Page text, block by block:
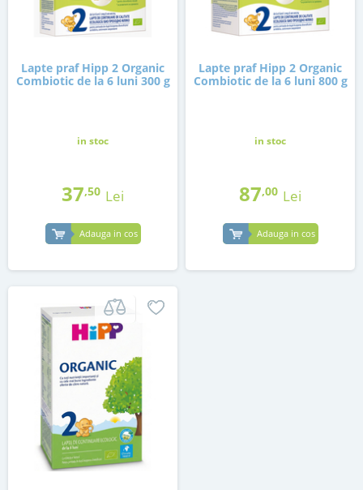
Lapte praf Hipp 2 Organic
Combiotic de la 6 luni 300 g
in stoc
37,50 Lei
Adauga in cos
Lapte praf Hipp 2 Organic
Combiotic de la 6 luni 800 g
in stoc
87,00 Lei
Adauga in cos